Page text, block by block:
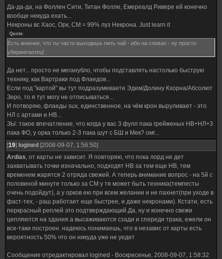
Да-да-да, на Фоллен Сити, Титан Фолле, Емереалд Ривере ей конечно
вообще некуда ехать...
Некроны вс Хаос, Орк, СМ = 99% луз Некрона. Just learn it
Quote
Есть мнение, что ты часто выходишь пить чай - ибо на словах - ну просто
убермегаотец!
Да нет... просто не меганубло, чтобы подставлять настолько быструю
технику, как Вартраки под Флаедов...
Если под "картой" вы тут подразумеваете Эдем/Долину Кхорна/Абсолют
Зеро, то я тут могу не отписываться...
И потворяю, флаеды sux, единственное, на чём крон выруливает - это
НЛ с артами и НВ...
ЗЫ: такое впечатление, что когда у вас 3 фулл пака грейженых НВ+НЛ+3
пака ФО, у орка только 2-3 пака шут с БШ и Мек? омг...
[19] logined [2008-09-07, 1:56:50]
Ardias, от карты не зависит. Я повторяю, что пока лорд не дет
захватывать точки изначально, подходят НВ за тем еще НВ, тем
временем жарятся 2 отряда свежей. А теперь внимание вопрос - на 5й с
половиной минуте только за СМ у тя может быть техника(темпесты
очень подойдут), а у орков ею при всем желании и не пахнет(при уходе в
фаст-тех, - раш работает еще быстрее, и даже некронами). Кстати, есть
перкрасный реплей это подтверждающий.Да, ну и конечно свежи
цепляются на здания.а высаживаются сзади и спереди трака, ежели он
все-таки построен. надеюсь понимаешь, что в независ от карты есть
вероятность 50% что он никуда уже не уедет
Сообщение отредактировал logined - Воскресенье, 2008-09-07, 1:58:32